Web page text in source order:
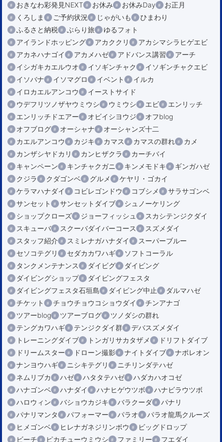
おきなわ彩発見NEXT
お休み お休みDay
お正月
くろしま
ご予約状況 じゃがいも
ひまわり
ふるさと納税
ぶらり旅
ゆるフォト
アイランドホッピング
アカククリ
アカシマシラヒゲエビ
アカネハナゴイ
アカメハゼ アドバンス講習
アーチ
イシガキカエルウオ
イソギンチャク
イソギンチャクエビ
イソバナ
イソマグロ イベント
イルカ
イロカエルアンコウ
イーストサイド
ウデフリツノザヤウミウシ
ウミウシ エビ
エンリッチ
エンリッチドエアー
オビイシヨウジ
オフblog
オフブログ
オーシャナ
オーシャンズ十二
カエルアンコウ
カジキ カマス カマスの群れ
カメ
カンザシヤドカリ
カンヒザクラ
カーチバイ
キャンペーン
キンチャクガニ キンメモドキ
ギンガハゼ
クジラ
クダゴンベ グルメ
ケヤリ・ゴカイ
ケラマハナダイ
コビレゴンドウ コブシメ
サラサゴンベ
サンセット
サンセットダイブ
シュノーケリング
ショップクローズ
ジョーフィッシュ
スカシテンジクダイ
スキューバ
スクーバダイバーコース
スズメダイ
スタッフ紹介
スミレナガハナダイ
スーパーブルー
セソコテグリ
セダカカワハギ
ソフトコーラル
タンクメンテナンス
ダイビグ
ダイビング
ダイビングショップ
ダイビングフェスタ
ダイビングフェスタ石垣島
ダイビング中止
ダルマハゼ
チケット
チョウチョウコショウダイ
チンアナゴ
ツアーblog
ツアーブログ
ツノダシの群れ
テングカワハギ
テンジクダイ群
デバスズメダイ
トレーニングダイブ
トンガリサカタザメ
ドリフトダイブ
ドリームスター
ドローン撮影 ナイトダイブ
ナポレオン
ナンヨウハギ
ニシキテグリ
ニチリンダテハゼ
ネムリブカ
ハゼ ハタタテハゼ
ハダカハオコゼ
ハナゴンベ
ハナダイ ハナヒゲウツボ
ハナビラウツボ
ハロウィン
バショウカジキ バラクーダ
パナリ
パナリマンタ
パフォーマー パラオ
パラオ龍馬クルーズ
ヒメゴンベ
ヒレナガネジリンボウ
ビッグドロップ
ビーチ
ピカチューウミウシ ファミリー
フエダイ